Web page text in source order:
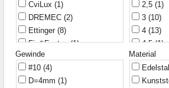
CviLux (1)
DREMEC (2)
Ettinger (8)
Fix&Fasten(1)
Hammond
Harting
KLS(5)
2,5 (1)
3 (10)
4 (13)
4,5(1)
5(27)
5,5(1)
6(38)
Gewinde
#10 (4)
D=4mm (1)
Material